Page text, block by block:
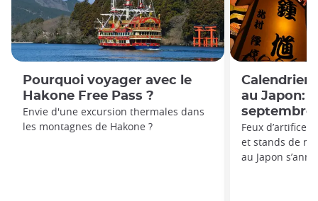
Pourquoi voyager avec le
Hakone Free Pass ?
Envie d'une excursion thermales dans
les montagnes de Hakone ?
Calendrier
au Japon:
septembre
Feux d’artifice,
et stands de
au Japon